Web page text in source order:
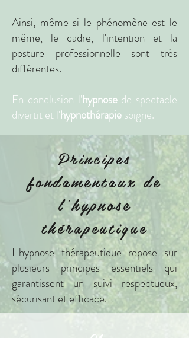
Ainsi, même si le phénomène est le
même, le cadre, l'intention et la
posture professionnelle sont très
différentes.
En conclusion l'hypnosede spectacle
divertit et l'hypnothérapiesoigne.
Principes
fondamentaux de
l'hypnose
thérapeutique
L'hypnose thérapeutique repose sur
plusieurs principes essentiels qui
garantissent un suivi respectueux,
sécurisant et efficace.